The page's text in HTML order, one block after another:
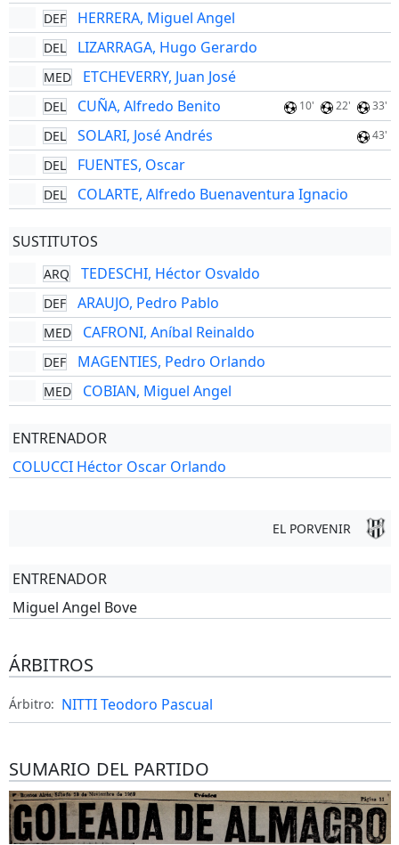
DEF HERRERA, Miguel Angel
DEL LIZARRAGA, Hugo Gerardo
MED ETCHEVERRY, Juan José
DEL CUÑA, Alfredo Benito 10' 22' 33'
DEL SOLARI, José Andrés 43'
DEL FUENTES, Oscar
DEL COLARTE, Alfredo Buenaventura Ignacio
SUSTITUTOS
ARQ TEDESCHI, Héctor Osvaldo
DEF ARAUJO, Pedro Pablo
MED CAFRONI, Aníbal Reinaldo
DEF MAGENTIES, Pedro Orlando
MED COBIAN, Miguel Angel
ENTRENADOR
COLUCCI Héctor Oscar Orlando
EL PORVENIR
ENTRENADOR
Miguel Angel Bove
ÁRBITROS
Árbitro: NITTI Teodoro Pascual
SUMARIO DEL PARTIDO